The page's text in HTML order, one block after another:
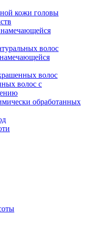
кожи головы
намечающейся
волос
волос
волос с
обработанных